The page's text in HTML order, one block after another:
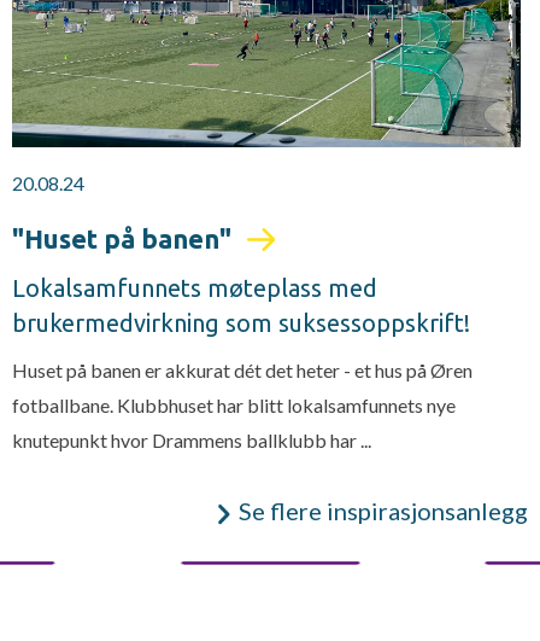
20.08.24
"Huset på banen"
Lokalsamfunnets møteplass med
brukermedvirkning som suksessoppskrift!
Huset på banen er akkurat dét det heter - et hus på Øren
fotballbane. Klubbhuset har blitt lokalsamfunnets nye
knutepunkt hvor Drammens ballklubb har ...
Se flere inspirasjonsanlegg